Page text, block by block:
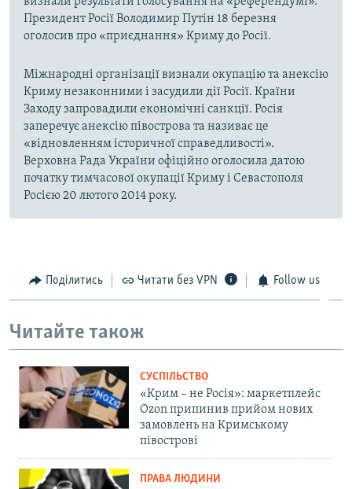
Президент Росії Володимир Путін 18 березня
оголосив про «приєднання» Криму до Росії.
Міжнародні організації визнали окупацію та анексію
Криму незаконними і засудили дії Росії. Країни
Заходу запровадили економічні санкції. Росія
заперечує анексію півострова та називає це
«відновленням історичної справедливості».
Верховна Рада України офіційно оголосила датою
початку тимчасової окупації Криму і Севастополя
Росією 20 лютого 2014 року.
Поділитись Читати без VPN Follow us
Читайте також
СУСПІЛЬСТВО
«Крим – не Росія»: маркетплейс
Ozon припинив прийом нових
замовлень на Кримському
півострові
ПРАВА ЛЮДИНИ